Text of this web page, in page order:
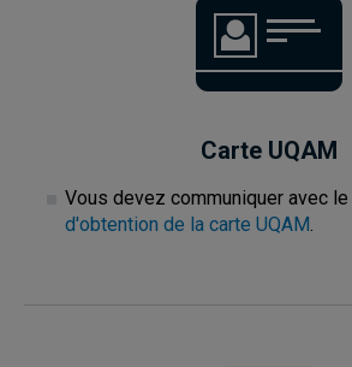
Carte UQAM
Vous devez communiquer avec le
d'obtention de la carte UQAM.